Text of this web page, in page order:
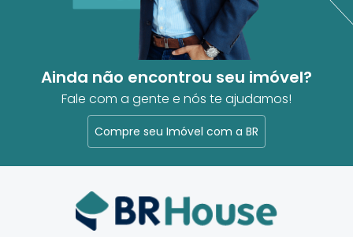
Ainda não encontrou seu imóvel?
Fale com a gente e nós te ajudamos!
Compre seu Imóvel com a BR